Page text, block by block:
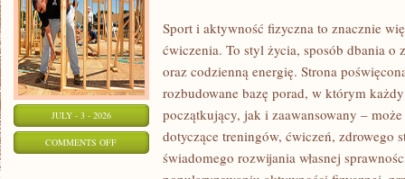
JULY - 3 - 2026
COMMENTS OFFON
Sport i aktywność fizyczna to znacznie
ćwiczenia. To styl życia, sposób dbania o
oraz codzienną energię. Strona
rozbudowane bazę porad, w którym
początkujący, jak i zaawansowany –
dotyczące treningów, ćwiczeń, zdrowego
świadomego rozwijania własnej